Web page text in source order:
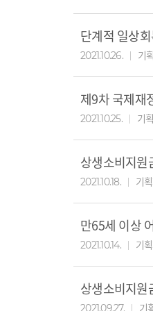
단계적 일상
2021.10.26. 기
제9차 국제재
2021.10.25. 기
상생소비지원
2021.10.18. 기
만65세 이상
2021.10.14. 기
상생소비지원
2021.09.27. 기